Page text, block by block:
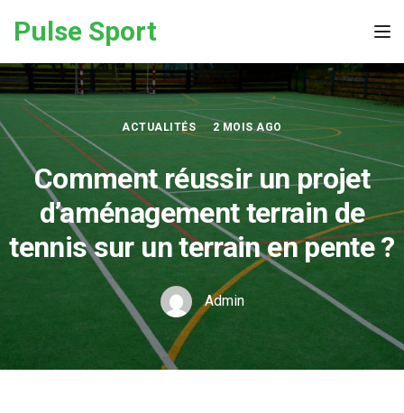
Pulse Sport
ACTUALITÉS 2 MOIS AGO
Comment réussir un projet
d’aménagement terrain de
tennis sur un terrain en pente ?
Admin